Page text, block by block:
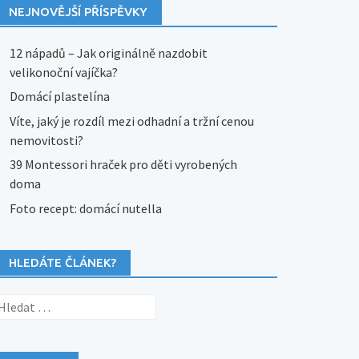
NEJNOVĚJŠÍ PŘÍSPĚVKY
12 nápadů – Jak originálně nazdobit
velikonoční vajíčka?
Domácí plastelína
Víte, jaký je rozdíl mezi odhadní a tržní cenou
nemovitosti?
39 Montessori hraček pro děti vyrobených
doma
Foto recept: domácí nutella
HLEDÁTE ČLÁNEK?